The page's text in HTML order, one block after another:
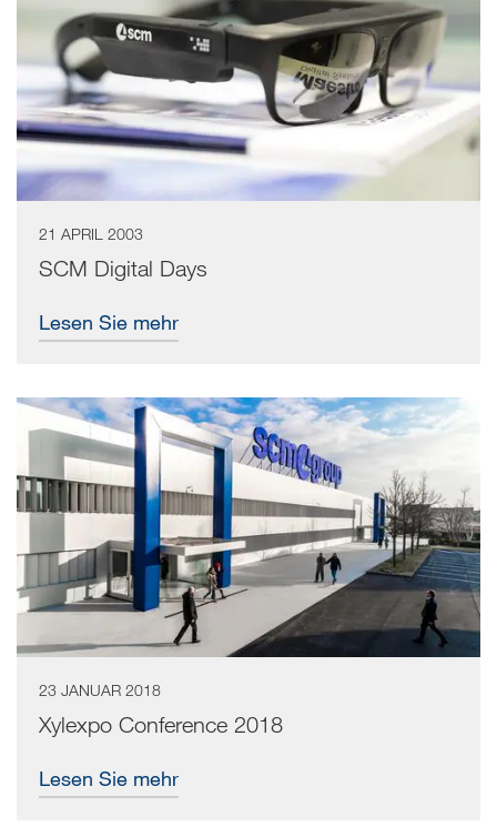
21 APRIL 2003
SCM Digital Days
Lesen Sie mehr
23 JANUAR 2018
Xylexpo Conference 2018
Lesen Sie mehr